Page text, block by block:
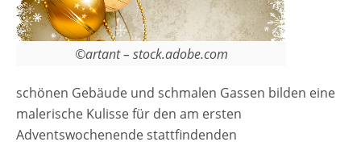
©artant – stock.adobe.com
schönen Gebäude und schmalen Gassen bilden eine
malerische Kulisse für den am ersten
Adventswochenende stattfindenden